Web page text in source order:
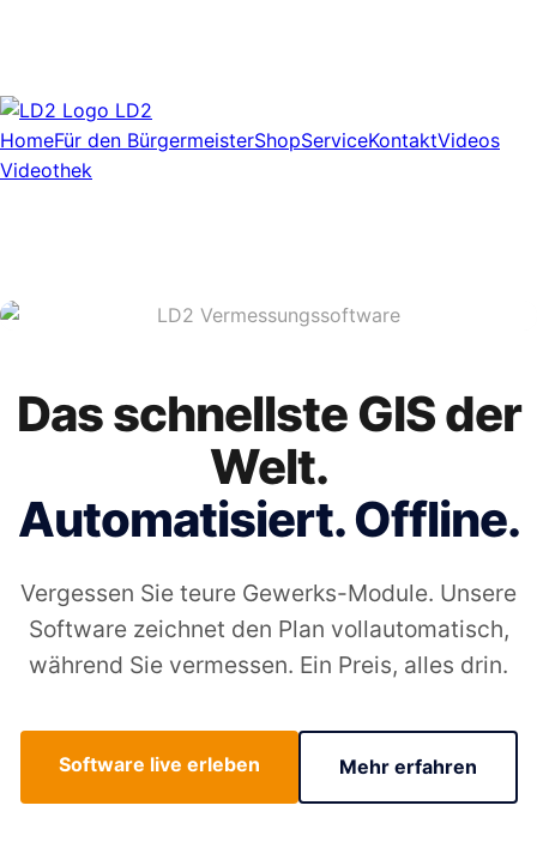
LD2
HomeFür den BürgermeisterShopServiceKontaktVideos
Videothek
Das schnellste GIS der
Welt.
Automatisiert. Offline.
Vergessen Sie teure Gewerks-Module. Unsere
Software zeichnet den Plan vollautomatisch,
während Sie vermessen. Ein Preis, alles drin.
Software live erleben Mehr erfahren